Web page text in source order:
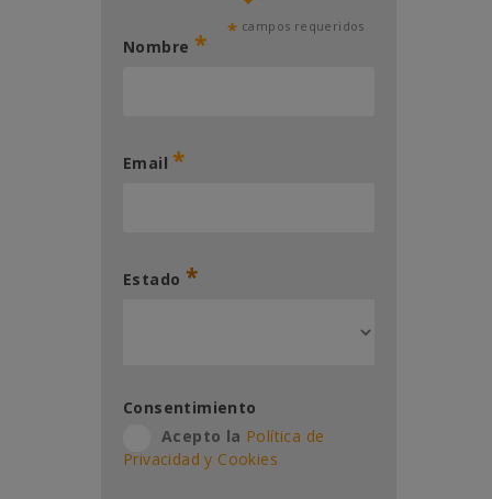
* campos requeridos
Nombre *
Email*
Estado *
Consentimiento
Acepto la Política de
Privacidad y Cookies